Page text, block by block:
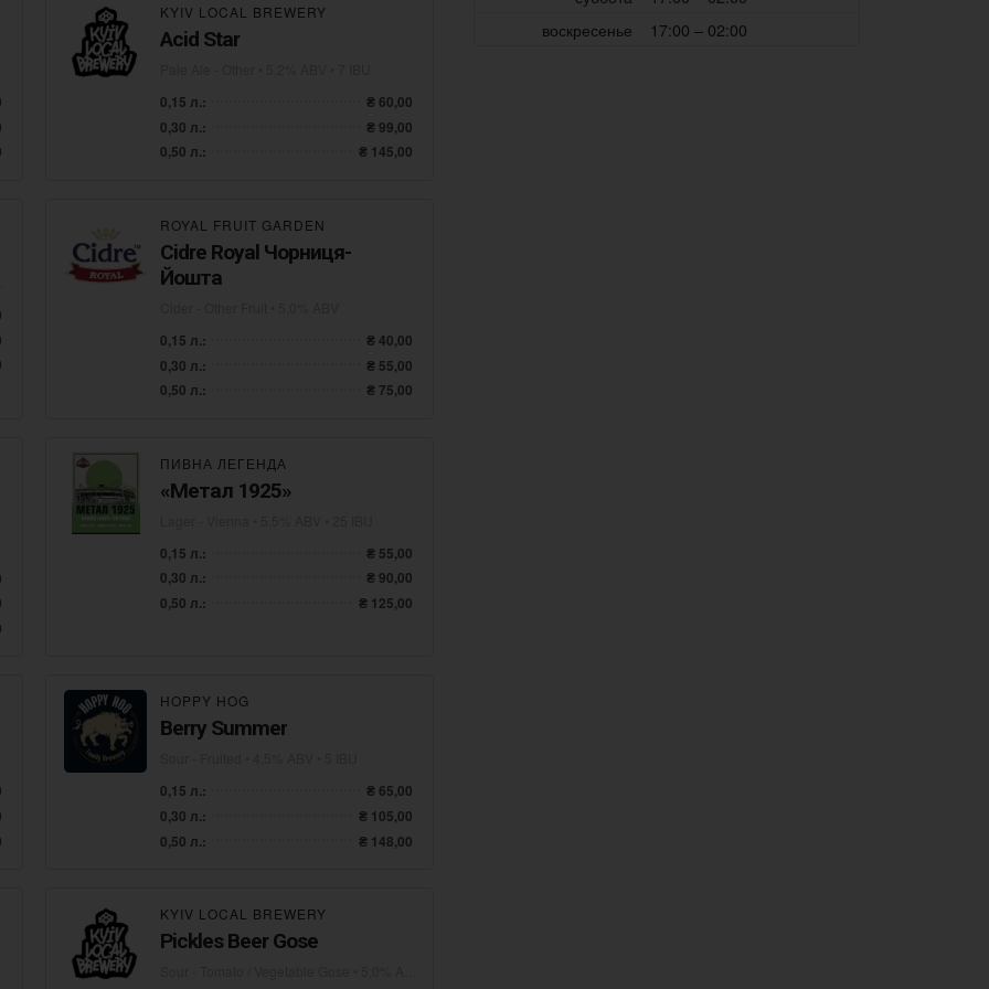
KYIV LOCAL BREWERY
Acid Star
0,15 л.:
₴ 60,00
0,30 л.:
₴ 99,00
0,50 л.:
₴ 145,00
ROYAL FRUIT GARDEN
Cidre Royal Чорниця-
Йошта
0,15 л.:
₴ 40,00
0,30 л.:
₴ 55,00
0,50 л.:
₴ 75,00
ПИВНА ЛЕГЕНДА
«Метал 1925»
0,15 л.:
₴ 55,00
0,30 л.:
₴ 90,00
0,50 л.:
₴ 125,00
HOPPY HOG
Berry Summer
0,15 л.:
₴ 65,00
0,30 л.:
₴ 105,00
0,50 л.:
₴ 148,00
KYIV LOCAL BREWERY
Pickles Beer Gose
воскресенье
17:00 – 02:00